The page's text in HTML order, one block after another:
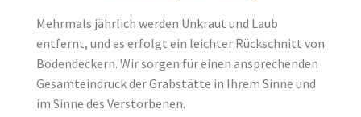
Mehrmals jährlich werden Unkraut und Laub
entfernt, und es erfolgt ein leichter Rückschnitt von
Bodendeckern. Wir sorgen für einen ansprechenden
Gesamteindruck der Grabstätte in Ihrem Sinne und
im Sinne des Verstorbenen.